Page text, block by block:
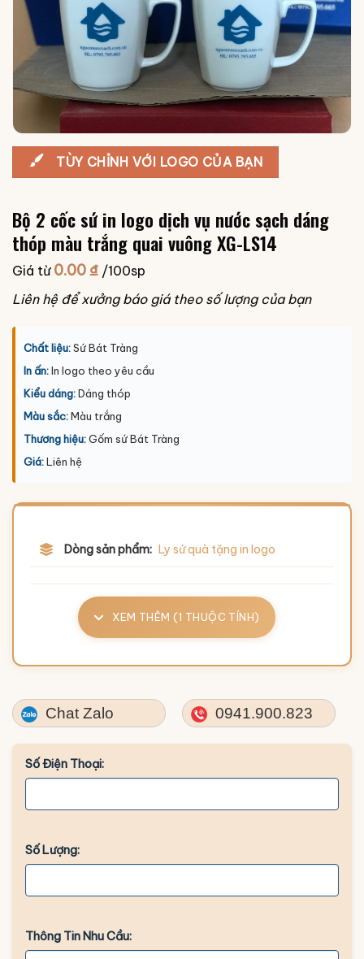
TÙY CHỈNH VỚI LOGO CỦA BẠN
Bộ 2 cốc sứ in logo dịch vụ nước sạch dáng
thóp màu trắng quai vuông XG-LS14
Giá từ 0.00₫ /100sp
Liên hệ để xưởng báo giá theo số lượng của bạn
Chất liệu:Sứ Bát Tràng
In ấn:In logo theo yêu cầu
Kiểu dáng:Dáng thóp
Màu sắc:Màu trắng
Thương hiệu:Gốm sứ Bát Tràng
Giá:Liên hệ
Dòng sản phẩm: Ly sứ quà tặng in logo
XEM THÊM (1 THUỘC TÍNH)
Chat Zalo 0941.900.823
Số Điện Thoại:
Số Lượng:
Thông Tin Nhu Cầu: